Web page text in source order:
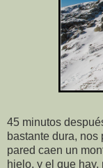
45 minutos
bastante dura,
pared caen un
hielo, y el que